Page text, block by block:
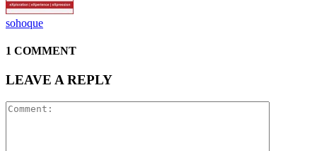
sohoque
1 COMMENT
LEAVE A REPLY